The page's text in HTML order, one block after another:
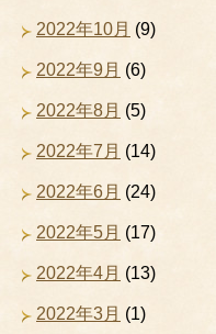
2022年10月 (9)
2022年9月 (6)
2022年8月 (5)
2022年7月 (14)
2022年6月 (24)
2022年5月 (17)
2022年4月 (13)
2022年3月 (1)